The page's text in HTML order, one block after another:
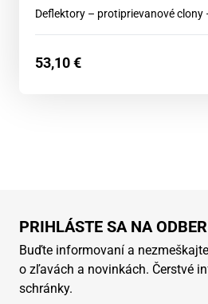
Deflektory – protiprievanové clony
53,10€
PRIHLÁSTE SA NA
Buďte informovaní a
o zľavách a novinkách. Čerstvé
schránky.